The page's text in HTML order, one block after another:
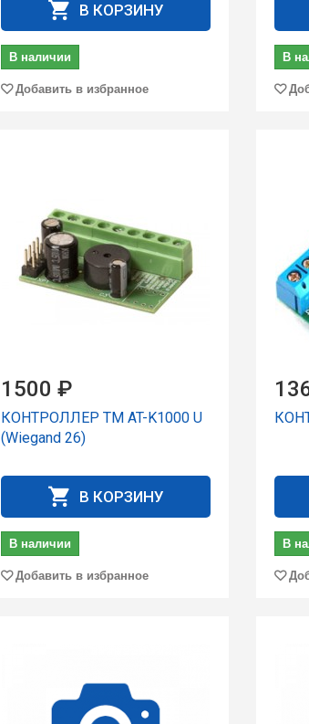
В КОРЗИНУ
В наличии
Добавить в избранное
В
1500 ₽
КОНТРОЛЛЕР TM AT-K1000 U
(Wiegand 26)
В КОРЗИНУ
В наличии
Добавить в избранное
В